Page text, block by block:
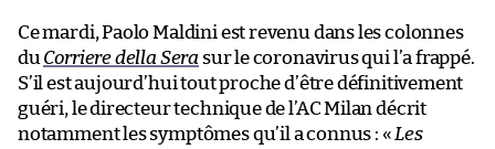
Ce mardi, Paolo Maldini est revenu dans les colonnes
du Corriere della Sera sur le coronavirus qui l’a frappé.
S’il est aujourd’hui tout proche d’être définitivement
guéri, le directeur technique de l’AC Milan décrit
notamment les symptômes qu’il a connus : « Les